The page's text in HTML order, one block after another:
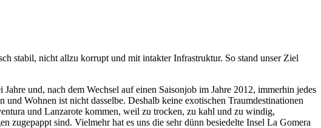
stabil, nicht allzu korrupt und mit intakter Infrastruktur. So stand unser Ziel
und, nach dem Wechsel auf einen Saisonjob im Jahre 2012, immerhin jedes
Wohnen ist nicht dasselbe. Deshalb keine exotischen Traumdestinationen
und Lanzarote kommen, weil zu trocken, zu kahl und zu windig,
zugepappt sind. Vielmehr hat es uns die sehr dünn besiedelte Insel La Gomera